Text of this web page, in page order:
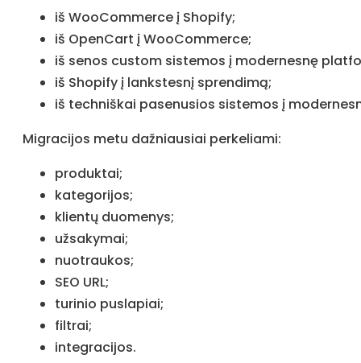
iš WooCommerce į Shopify;
iš OpenCart į WooCommerce;
iš senos custom sistemos į modernesnę
iš Shopify į lankstesnį sprendimą;
iš techniškai pasenusios sistemos į
Migracijos metu dažniausiai perkeliami:
produktai;
kategorijos;
klientų duomenys;
užsakymai;
nuotraukos;
SEO URL;
turinio puslapiai;
filtrai;
integracijos.